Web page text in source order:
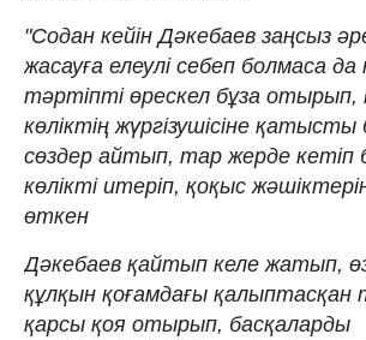
"Содан кейін Дәкебаев заңсыз
жасауға елеулі себеп болмаса да
тәртіпті өрескел бұза отырып,
көліктің жүргізушісіне
сөздер айтып, тар жерде кетіп
көлікті итеріп, қоқыс
өткен
Дәкебаев қайтып келе жатып,
құлқын қоғамдағы қалыптасқан
қарсы қоя отырып, басқаларды